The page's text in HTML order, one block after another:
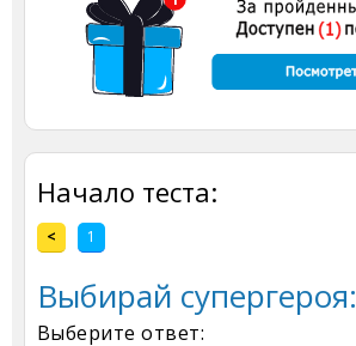
Начало теста:
< 1
Выбирай супергероя:
Выберите ответ: